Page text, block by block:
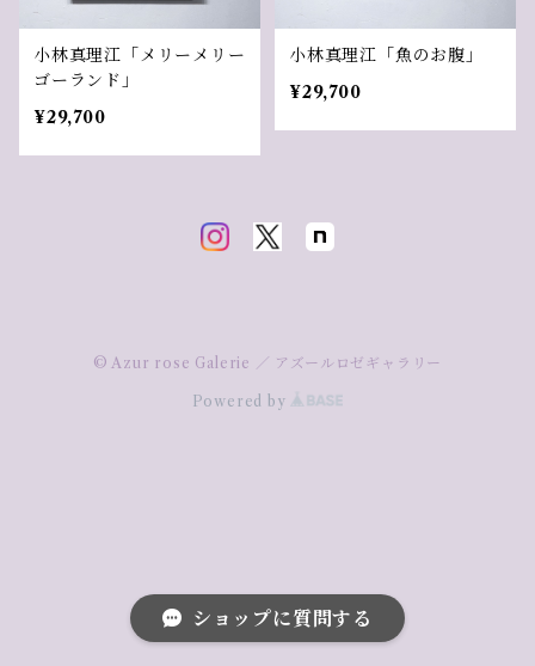
小林真理江「メリーメリー
ゴーランド」
¥29,700
小林真理江「魚のお腹」
¥29,700
© Azur rose Galerie ／ アズールロゼギャラリー
Powered by
ショップに質問する